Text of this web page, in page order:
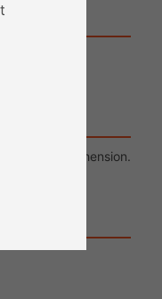
la compréhension.